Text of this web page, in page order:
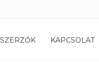
SZERZŐK KAPCSOLAT